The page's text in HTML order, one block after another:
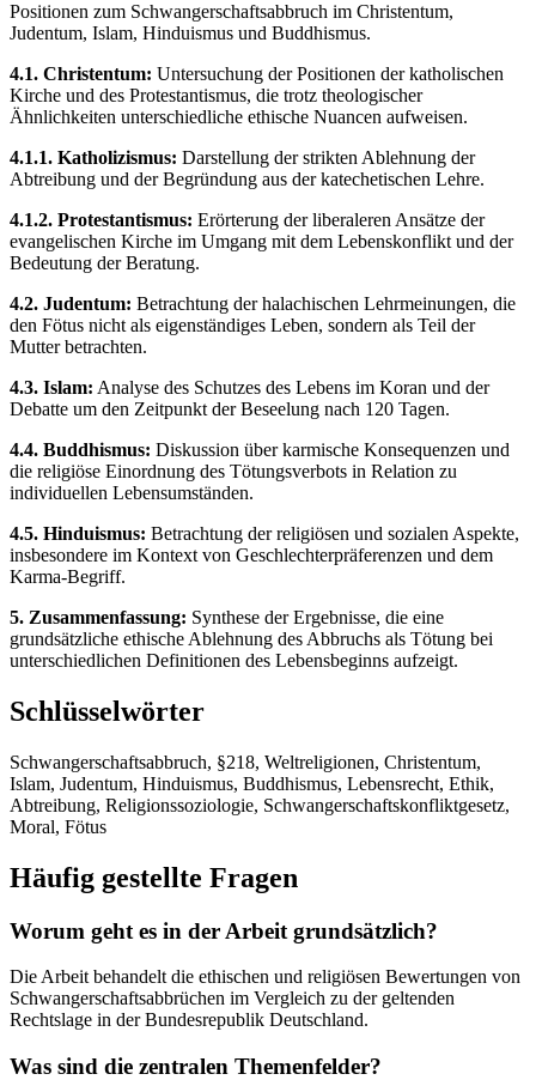
Positionen zum Schwangerschaftsabbruch im Christentum,
Judentum, Islam, Hinduismus und Buddhismus.
4.1. Christentum: Untersuchung der Positionen der katholischen
Kirche und des Protestantismus, die trotz theologischer
Ähnlichkeiten unterschiedliche ethische Nuancen aufweisen.
4.1.1. Katholizismus: Darstellung der strikten Ablehnung der
Abtreibung und der Begründung aus der katechetischen Lehre.
4.1.2. Protestantismus: Erörterung der liberaleren Ansätze der
evangelischen Kirche im Umgang mit dem Lebenskonflikt und der
Bedeutung der Beratung.
4.2. Judentum: Betrachtung der halachischen Lehrmeinungen, die
den Fötus nicht als eigenständiges Leben, sondern als Teil der
Mutter betrachten.
4.3. Islam: Analyse des Schutzes des Lebens im Koran und der
Debatte um den Zeitpunkt der Beseelung nach 120 Tagen.
4.4. Buddhismus: Diskussion über karmische Konsequenzen und
die religiöse Einordnung des Tötungsverbots in Relation zu
individuellen Lebensumständen.
4.5. Hinduismus: Betrachtung der religiösen und sozialen Aspekte,
insbesondere im Kontext von Geschlechterpräferenzen und dem
Karma-Begriff.
5. Zusammenfassung: Synthese der Ergebnisse, die eine
grundsätzliche ethische Ablehnung des Abbruchs als Tötung bei
unterschiedlichen Definitionen des Lebensbeginns aufzeigt.
Schlüsselwörter
Schwangerschaftsabbruch, §218, Weltreligionen, Christentum,
Islam, Judentum, Hinduismus, Buddhismus, Lebensrecht, Ethik,
Abtreibung, Religionssoziologie, Schwangerschaftskonfliktgesetz,
Moral, Fötus
Häufig gestellte Fragen
Worum geht es in der Arbeit grundsätzlich?
Die Arbeit behandelt die ethischen und religiösen Bewertungen von
Schwangerschaftsabbrüchen im Vergleich zu der geltenden
Rechtslage in der Bundesrepublik Deutschland.
Was sind die zentralen Themenfelder?